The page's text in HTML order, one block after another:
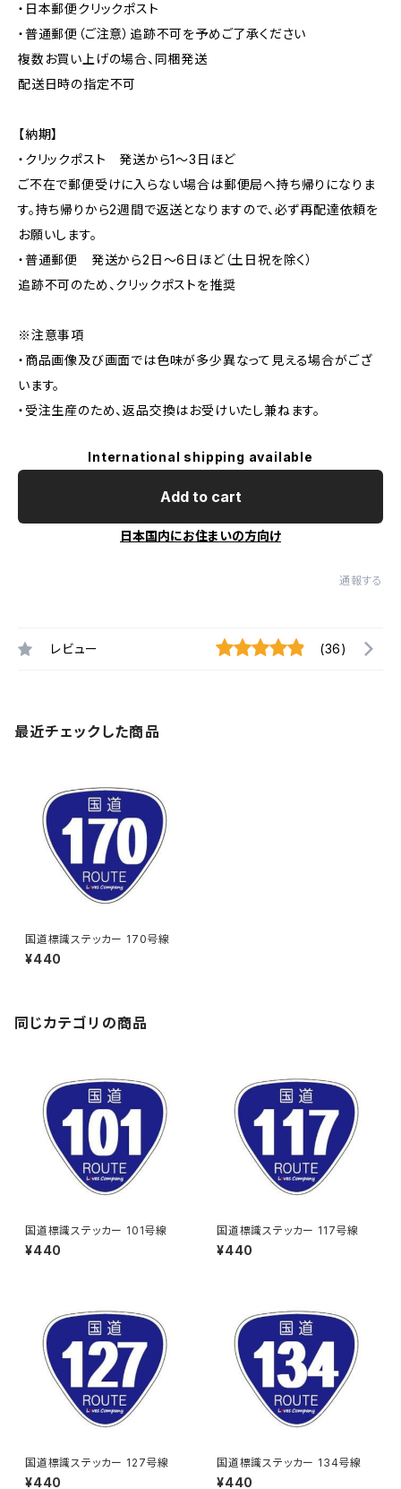
・日本郵便クリックポスト
・普通郵便（ご注意）追跡不可を予めご了承ください
複数お買い上げの場合、同梱発送
配送日時の指定不可
【納期】
・クリックポスト 発送から1〜3日ほど
ご不在で郵便受けに入らない場合は郵便局へ持ち帰りになりま
す。持ち帰りから2週間で返送となりますので、必ず再配達依頼を
お願いします。
・普通郵便 発送から2日〜6日ほど（土日祝を除く）
追跡不可のため、クリックポストを推奨
※注意事項
・商品画像及び画面では色味が多少異なって見える場合がござ
います。
・受注生産のため、返品交換はお受けいたし兼ねます。
International shipping available
Add to cart
日本国内にお住まいの方向け
通報する
レビュー (36)
最近チェックした商品
国道標識ステッカー 170号線
¥440
同じカテゴリの商品
国道標識ステッカー 101号線
¥440
国道標識ステッカー 117号線
¥440
国道標識ステッカー 127号線
¥440
国道標識ステッカー 134号線
¥440